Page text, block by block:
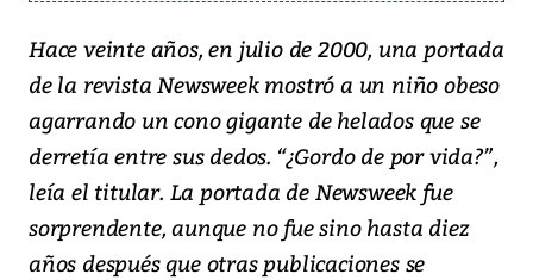
Hace veinte años, en julio de 2000, una portada
de la revista Newsweek mostró a un niño obeso
agarrando un cono gigante de helados que se
derretía entre sus dedos. “¿Gordo de por vida?”,
leía el titular. La portada de Newsweek fue
sorprendente, aunque no fue sino hasta diez
años después que otras publicaciones se